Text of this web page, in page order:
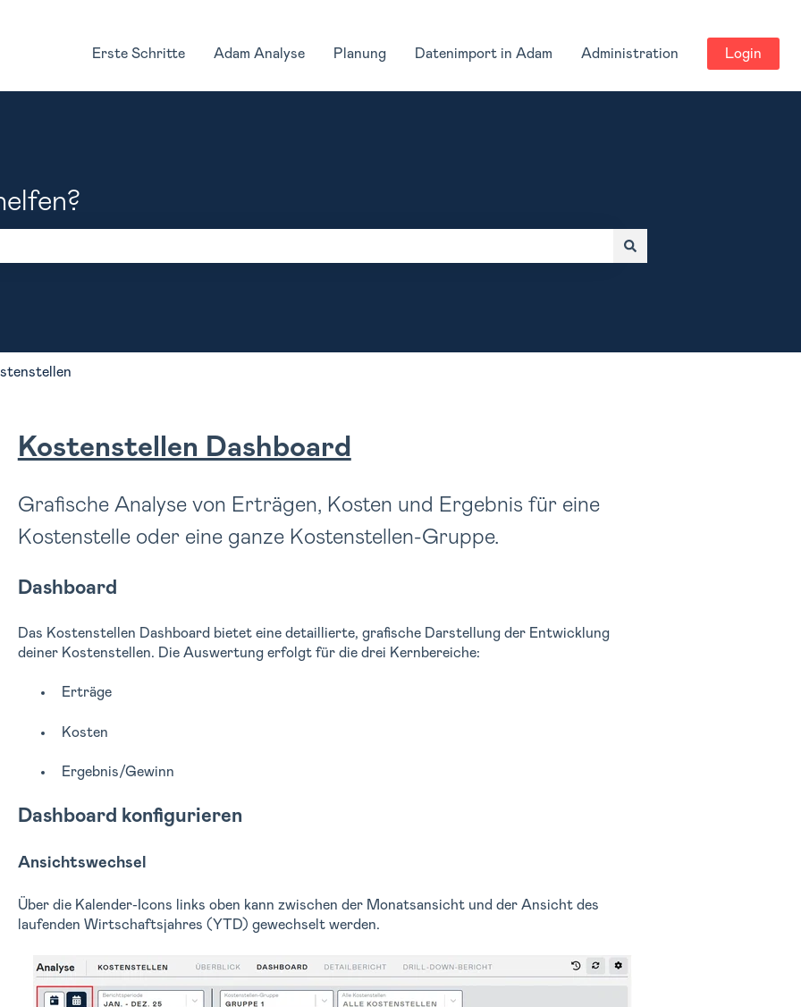
Erste Schritte Adam Analyse Planung Datenimport in Adam Administration Login
Kostenstellen Dashboard
Grafische Analyse von Erträgen, Kosten und Ergebnis für eine
Kostenstelle oder eine ganze Kostenstellen-Gruppe.
Dashboard
Das Kostenstellen Dashboard bietet eine detaillierte, grafische Darstellung der Entwicklung
deiner Kostenstellen. Die Auswertung erfolgt für die drei Kernbereiche:
Erträge
Kosten
Ergebnis/Gewinn
Dashboard konfigurieren
Ansichtswechsel
Über die Kalender-Icons links oben kann zwischen der Monatsansicht und der Ansicht des
laufenden Wirtschaftsjahres (YTD) gewechselt werden.